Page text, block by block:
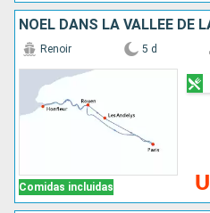
NOËL DANS LA VALLÉE DE
Comidas incluidas
Renoir 5 d